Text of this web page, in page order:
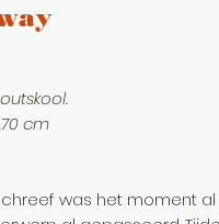
cm
was het moment